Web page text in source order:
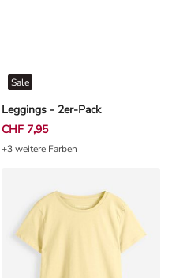
Leggings - 2er-Pack
Sale
CHF 7,95
+3 weitere Farben